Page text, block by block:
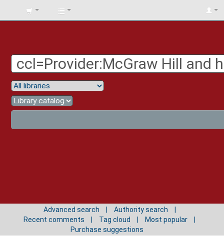
BIBLIOTECA
Advanced search
Authority search
Recent comments
Tag cloud
Most popular
Purchase suggestions